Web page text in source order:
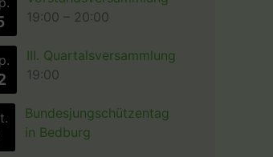
19:00 – 20:00
III. Quartalsversammlung
19:00
Bundesjungschützentag
in Bedburg